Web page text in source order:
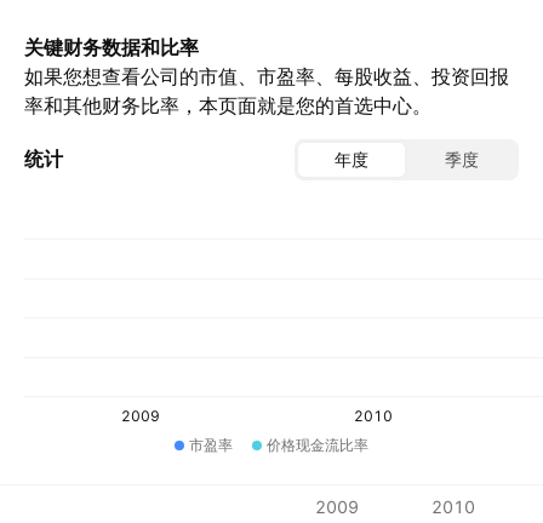
关键财务数据和比率
如果您想查看公司的市值、市盈率、每股收益、投资回报
率和其他财务比率，本页面就是您的首选中心。
统计 年度 季度
2009
2010
市盈率
价格现金流比率
2009 2010